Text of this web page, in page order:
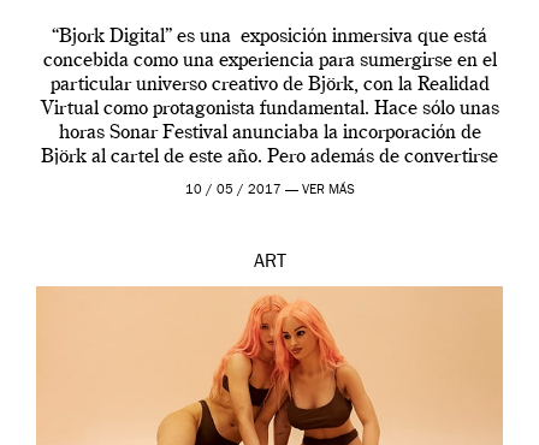
“Bjork Digital” es una exposición inmersiva que está
concebida como una experiencia para sumergirse en el
particular universo creativo de Björk, con la Realidad
Virtual como protagonista fundamental. Hace sólo unas
horas Sonar Festival anunciaba la incorporación de
Björk al cartel de este año. Pero además de convertirse
en una de las actuaciones más relevantes […]
10 / 05 / 2017 — VER MÁS
ART